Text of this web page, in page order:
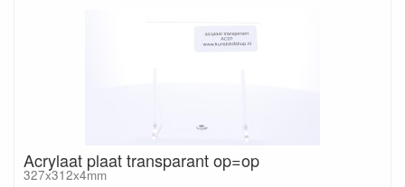
Acrylaat plaat transparant op=op
327x312x4mm